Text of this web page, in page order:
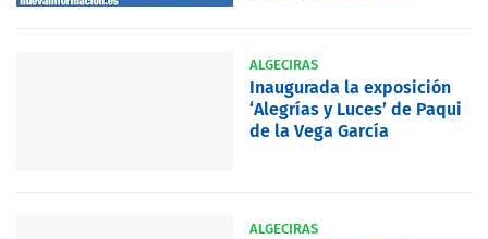
ALGECIRAS
Inaugurada la exposición
‘Alegrías y Luces’ de Paqui
de la Vega García
ALGECIRAS